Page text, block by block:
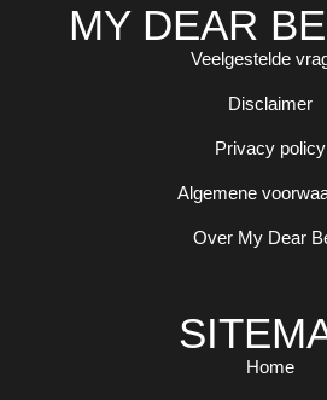
MY DEAR
Veelgestelde
Disclaimer
Privacy policy
Algemene
Over My Dear
Home